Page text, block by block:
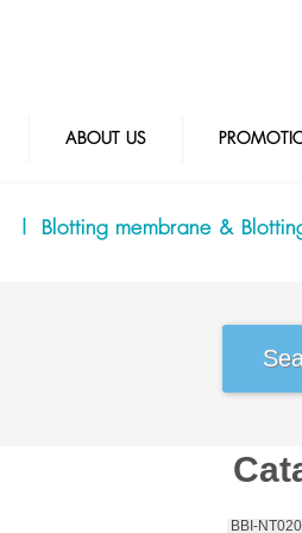
ABOUT US
| Blotting membrane &
BBI-